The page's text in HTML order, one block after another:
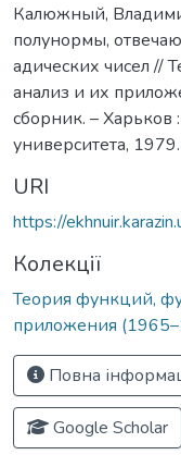
Калюжный,
полунормы,
адических чисел //
анализ и их
сборник. – Харьков
университета,
URI
https://
Колекції
Теория функций,
приложения
Повна
Google Scholar